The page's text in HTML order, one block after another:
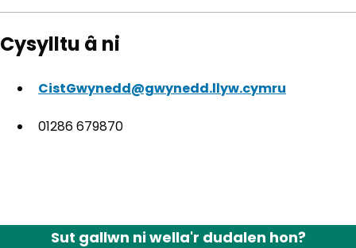
Cysylltu â ni
CistGwynedd@gwynedd.llyw.cymru
01286 679870
Sut gallwn ni wella'r dudalen hon?